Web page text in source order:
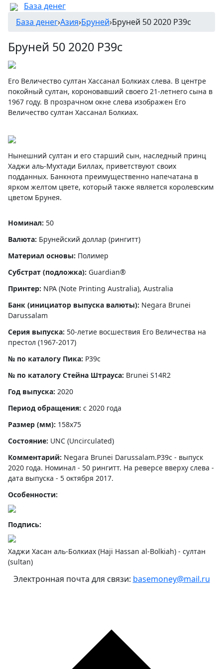
База денег
База денег›Азия›Бруней›Бруней 50 2020 P39с
Бруней 50 2020 P39с
Его Величество султан Хассанал Болкиах слева. В центре
покойный султан, короновавший своего 21-летнего сына в
1967 году. В прозрачном окне слева изображен Его
Величество султан Хассанал Болкиах.
Нынешний султан и его старший сын, наследный принц
Хаджи аль-Мухтади Биллах, приветствуют своих
подданных. Банкнота преимущественно напечатана в
ярком желтом цвете, который также является королевским
цветом Брунея.
Номинал: 50
Валюта: Брунейский доллар (рингитт)
Материал основы: Полимер
Субстрат (подложка): Guardian®
Принтер: NPA (Note Printing Australia), Australia
Банк (инициатор выпуска валюты): Negara Brunei
Darussalam
Серия выпуска: 50-летие восшествия Его Величества на
престол (1967-2017)
№ по каталогу Пика: P39с
№ по каталогу Стейна Штрауса: Brunei S14R2
Год выпуска: 2020
Период обращения: с 2020 года
Размер (мм): 158x75
Состояние: UNC (Uncirculated)
Комментарий: Negara Brunei Darussalam.P39с - выпуск
2020 года. Номинал - 50 рингитт. На реверсе вверху слева -
дата выпуска - 5 октября 2017.
Особенности:
Подпись:
Хаджи Хасан аль-Болкиах (Haji Hassan al-Bolkiah) - султан
(sultan)
Электронная почта для связи: basemoney@mail.ru